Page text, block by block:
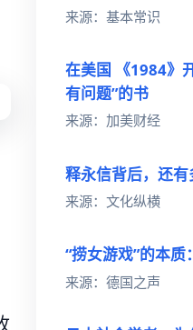
来源：基本常识
在美国 《1984》
有问题”的书
来源：加美财经
释永信背后，还有
来源：文化纵横
“捞女游戏”的本
来源：德国之声